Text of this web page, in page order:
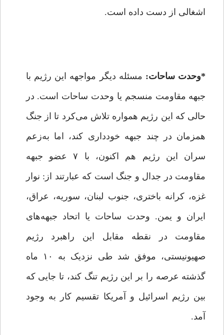
اشغالی از دست داده است.
*وحدت ساحات: مسئله دیگر مواجهه این رژیم با
جبهه مقاومت منسجم یا وحدت ساحات است. در
حالی که این رژیم همواره تلاش می‌کرد تا از جنگ
همزمان در چند جبهه خودداری کند، اما به‌زعم
سران این رژیم هم اکنون، با ۷ عضو جبهه
مقاومت در جدال و جنگ است که عبارتند از: نوار
غزه، کرانه باختری، جنوب لبنان، سوریه، عراق،
ایران و یمن. وحدت ساحات یا اتحاد جبهه‌های
مقاومت در نقطه مقابل این راهبرد رژیم
صهیونیستی، موفق شد طی نزدیک به ۱۰ ماه
گذشته عرصه را بر این رژیم تنگ کند، تا جایی که
بین رژیم اسرائیل و آمریکا تقسیم کار به وجود
آمد.